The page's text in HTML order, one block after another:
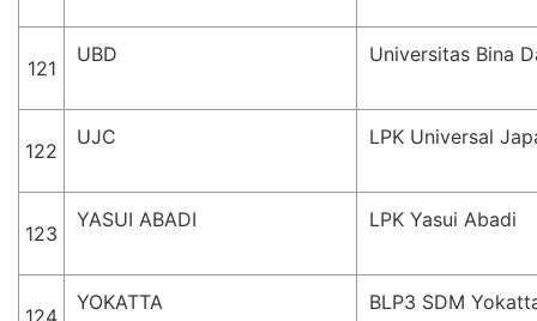
121
UBD Universitas Bina
122
UJC LPK Universal
123
YASUI ABADI LPK Yasui Abadi
YOKATTA BLP3 SDM